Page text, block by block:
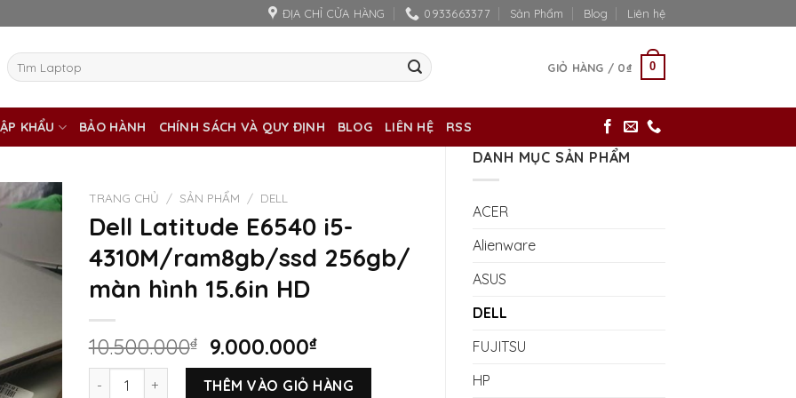
ĐỊA CHỈ CỬA HÀNG 0933663377 Sản Phẩm Blog Liên hệ
Tìm
kiếm:
GIỎ HÀNG / 0₫ 0
KHẨU BẢO HÀNH CHÍNH SÁCH VÀ QUY ĐỊNH BLOG LIÊN HỆ RSS
DANH MỤC SẢN PHẨM
ACER
Alienware
ASUS
DELL
FUJITSU
HP
TRANG CHỦ / SẢN PHẨM / DELL
Dell Latitude E6540 i5-
4310M/ram8gb/ssd 256gb/
màn hình 15.6in HD
10.500.000₫
Giá
gốc
là:
9.000.000₫Giá
hiện
tại
Dell Latitude E6540 i5-4310M/ram8gb/ssd 256gb/ màn hình 15.6in HD số lượng
THÊM VÀO GIỎ HÀNG